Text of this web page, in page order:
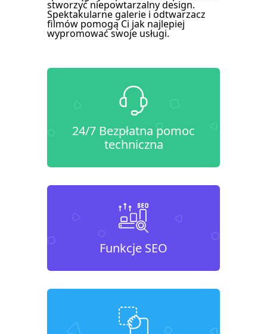
stworzyć niepowtarzalny design.
Spektakularne galerie i odtwarzacz
filmów pomogą Ci jak najlepiej
wypromować swoje usługi.
24/7 Bezpłatna pomoc
techniczna
Funkcje SEO